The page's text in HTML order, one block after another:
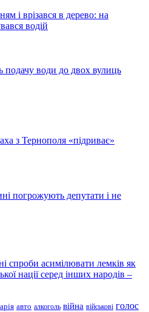
і врізався в дерево: на
водій
подачу води до двох вулиць
з Тернополя «підриває»
погрожують депутати і не
спроби асимілювати лемків як
нації серед інших народів –
авто алкоголь війна військові голос